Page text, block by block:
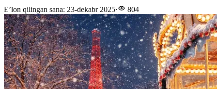
E’lon qilingan sana: 23-dekabr 2025· 804